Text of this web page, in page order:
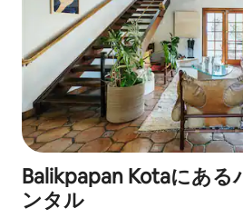
Balikpapan Kotaにある
ンタル